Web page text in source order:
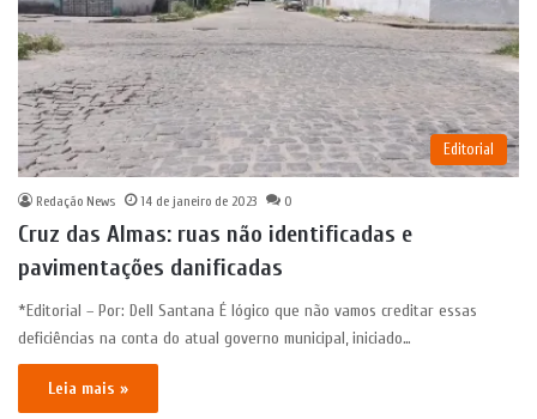
Editorial
Redação News 14 de janeiro de 2023 0
Cruz das Almas: ruas não identificadas e
pavimentações danificadas
*Editorial – Por: Dell Santana É lógico que não vamos creditar essas
deficiências na conta do atual governo municipal, iniciado…
Leia mais »